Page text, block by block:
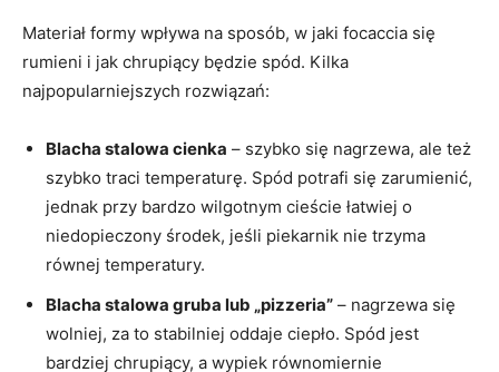
Materiał formy wpływa na sposób, w jaki focaccia się
rumieni i jak chrupiący będzie spód. Kilka
najpopularniejszych rozwiązań:
Blacha stalowa cienka – szybko się nagrzewa, ale też
szybko traci temperaturę. Spód potrafi się zarumienić,
jednak przy bardzo wilgotnym cieście łatwiej o
niedopieczony środek, jeśli piekarnik nie trzyma
równej temperatury.
Blacha stalowa gruba lub „pizzeria” – nagrzewa się
wolniej, za to stabilniej oddaje ciepło. Spód jest
bardziej chrupiący, a wypiek równomiernie